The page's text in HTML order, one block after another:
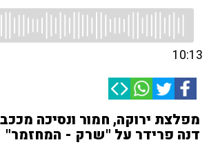
10:13
מפלצת ירוקה, חמור ונסיכה
דנה פרידר על "שרק - המחזמר"